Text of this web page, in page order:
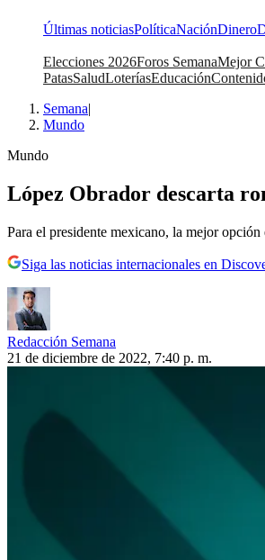
Últimas noticiasPolíticaNaciónDinero
Elecciones 2026Foros SemanaMejor
PatasSaludLoteríasEducación
Semana|
Mundo
Mundo
López Obrador descarta
Para el presidente mexicano, la mejor
Siga las noticias internacionales en
Redacción Semana
21 de diciembre de 2022, 7:40 p. m.